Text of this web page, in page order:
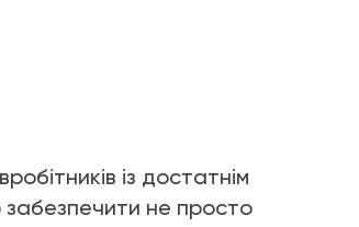
із достатнім
забезпечити не просто